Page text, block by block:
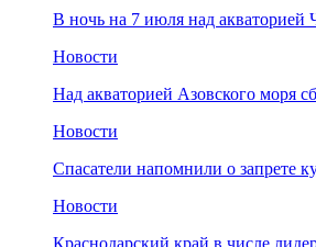
В ночь на 7 июля над
Новости
Над акваторией Азовского
Новости
Спасатели напомнили о запрете
Новости
Краснодарский край в числе